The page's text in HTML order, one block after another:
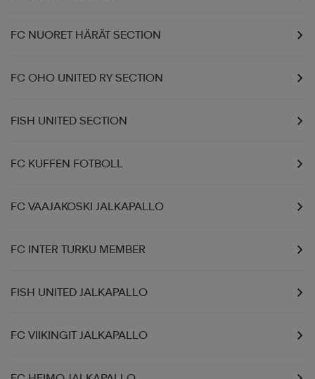
FC NUORET HÄRÄT SECTION
FC OHO UNITED RY SECTION
FISH UNITED SECTION
FC KUFFEN FOTBOLL
FC VAAJAKOSKI JALKAPALLO
FC INTER TURKU MEMBER
FISH UNITED JALKAPALLO
FC VIIKINGIT JALKAPALLO